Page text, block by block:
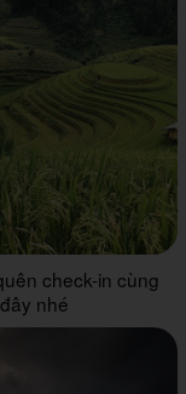
check-in cùng
nhé